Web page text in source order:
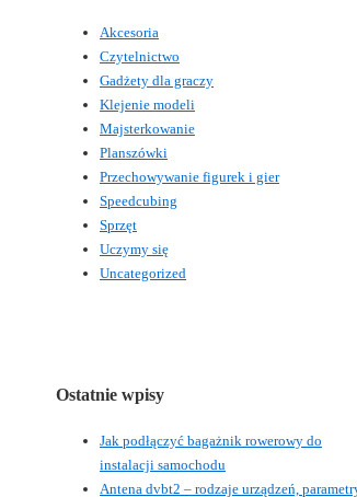
Akcesoria
Czytelnictwo
Gadżety dla graczy
Klejenie modeli
Majsterkowanie
Planszówki
Przechowywanie figurek i gier
Speedcubing
Sprzęt
Uczymy się
Uncategorized
Ostatnie wpisy
Jak podłączyć bagażnik rowerowy do
instalacji samochodu
Antena dvbt2 – rodzaje urządzeń,